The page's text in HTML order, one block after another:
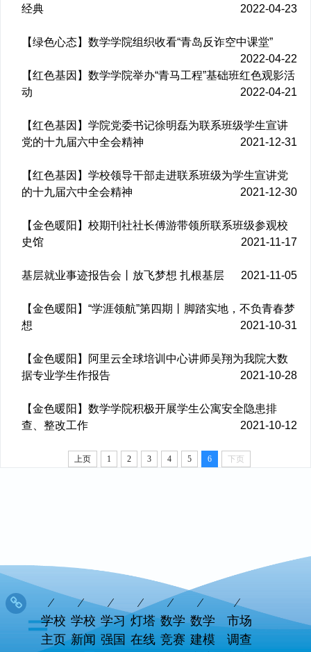
经典
2022-04-23
【绿色心态】数学学院组织收看“青岛反诈空中课堂”
2022-04-22
【红色基因】数学学院举办“青马工程”基础班红色观影活
动
2022-04-21
【红色基因】学院党委书记徐明磊为联系班级学生宣讲
党的十九届六中全会精神
2021-12-31
【红色基因】学校领导干部走进联系班级为学生宣讲党
的十九届六中全会精神
2021-12-30
【金色暖阳】校期刊社社长傅游带领所联系班级参观校
史馆
2021-11-17
基层就业事迹报告会丨放飞梦想 扎根基层 2021-11-05
【金色暖阳】“学涯领航”第四期丨脚踏实地，不负青春梦
想
2021-10-31
【金色暖阳】阿里云全球培训中心讲师吴翔为我院大数
据专业学生作报告
2021-10-28
【金色暖阳】数学学院积极开展学生公寓安全隐患排
查、整改工作
2021-10-12
上页 1 2 3 4 5 6 下页
学校
主页
学校
新闻
学习
强国
灯塔
在线
数学
竞赛
数学
建模
市场
调查